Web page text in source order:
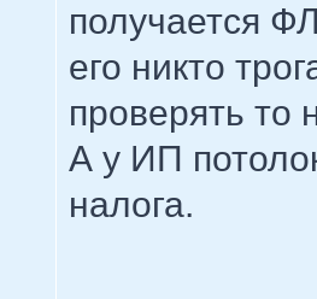
получается
его никто
проверять то
А у ИП
налога.